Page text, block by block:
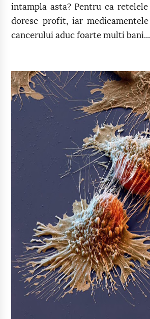
intampla asta? Pentru ca
doresc profit, iar
cancerului aduc foarte multi bani...